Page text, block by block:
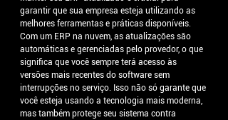
garantir que sua empresa esteja utilizando as
melhores ferramentas e práticas disponíveis.
Com um ERP na nuvem, as atualizações são
automáticas e gerenciadas pelo provedor, o que
significa que você sempre terá acesso às
versões mais recentes do software sem
interrupções no serviço. Isso não só garante que
você esteja usando a tecnologia mais moderna,
mas também protege seu sistema contra